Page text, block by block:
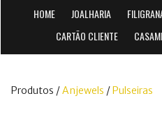
HOME JOALHARIA
CARTÃO CLIENTE
Produtos /Anjewels /Pulseiras